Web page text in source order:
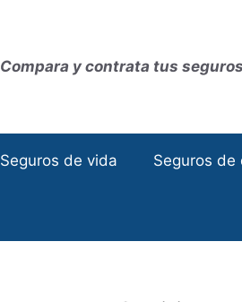
Compara y contrata tus
Seguros de vida Seguros de